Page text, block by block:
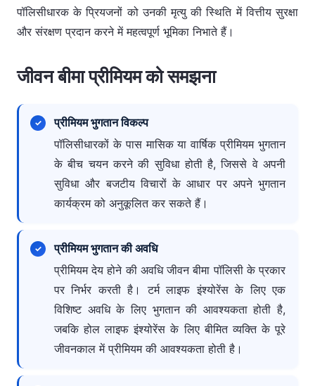
पॉलिसीधारक के प्रियजनों को उनकी मृत्यु की स्थिति में वित्तीय सुरक्षा
और संरक्षण प्रदान करने में महत्वपूर्ण भूमिका निभाते हैं।
जीवन बीमा प्रीमियम को समझना
प्रीमियम भुगतान विकल्प
पॉलिसीधारकों के पास मासिक या वार्षिक प्रीमियम भुगतान
के बीच चयन करने की सुविधा होती है, जिससे वे अपनी
सुविधा और बजटीय विचारों के आधार पर अपने भुगतान
कार्यक्रम को अनुकूलित कर सकते हैं।
प्रीमियम भुगतान की अवधि
प्रीमियम देय होने की अवधि जीवन बीमा पॉलिसी के प्रकार
पर निर्भर करती है। टर्म लाइफ इंश्योरेंस के लिए एक
विशिष्ट अवधि के लिए भुगतान की आवश्यकता होती है,
जबकि होल लाइफ इंश्योरेंस के लिए बीमित व्यक्ति के पूरे
जीवनकाल में प्रीमियम की आवश्यकता होती है।